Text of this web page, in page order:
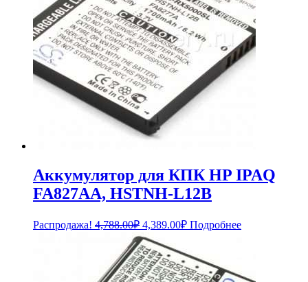
Аккумулятор для КПК HP IPAQ
FA827AA, HSTNH-L12B
Распродажа! 4,788.00₽ Первоначальная
цена
составляла
4,788.00₽.
4,389.00₽Текущая
цена:
Подробнее